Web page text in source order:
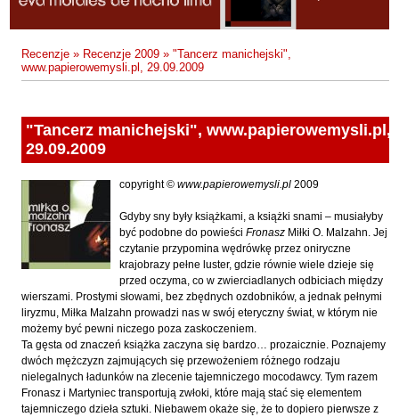
Fajfer Zenon
Filipowski Michał
Fluks Piotr
Frenger Marek
Gedroyć Krzysztof
Gleń Adrian
Gondek Katarzyna
Gorszewski Paweł
Grodecki Andrzej
Gryko Krzysztof
Guillevic
Gwiazda-Elmerych Małgorzata
Helbig Brygida
Hoffmann Krzysztof
Artur Daniel LiskowackiZimno
Jakub Michał PawłowskiAgrestowe sny
Uta PrzybośCoraz
Gustaw Rajmus Królestwa
Rafał SienkiewiczSmutny bóg
Karol SamselAutodafe 8
Cairo Declaration
Andrzej WojciechowskiNędza do całowania
Recenzje» Recenzje 2009» "Tancerz manichejski",
www.papierowemysli.pl, 29.09.2009
"Tancerz manichejski", www.papierowemysli.pl,
29.09.2009
copyright © www.papierowemysli.pl2009
Gdyby sny były książkami, a książki snami – musiałyby
być podobne do powieści FronaszMiłki O. Malzahn. Jej
czytanie przypomina wędrówkę przez oniryczne
krajobrazy pełne luster, gdzie równie wiele dzieje się
przed oczyma, co w zwierciadlanych odbiciach między
wierszami. Prostymi słowami, bez zbędnych ozdobników, a jednak pełnymi
liryzmu, Miłka Malzahn prowadzi nas w swój eteryczny świat, w którym nie
możemy być pewni niczego poza zaskoczeniem.
Ta gęsta od znaczeń książka zaczyna się bardzo… prozaicznie. Poznajemy
dwóch mężczyzn zajmujących się przewożeniem różnego rodzaju
nielegalnych ładunków na zlecenie tajemniczego mocodawcy. Tym razem
Fronasz i Martyniec transportują zwłoki, które mają stać się elementem
tajemniczego dzieła sztuki. Niebawem okaże się, że to dopiero pierwsze z